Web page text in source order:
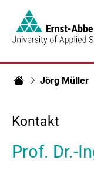
Jörg Müller
Kontakt
Prof. Dr.-